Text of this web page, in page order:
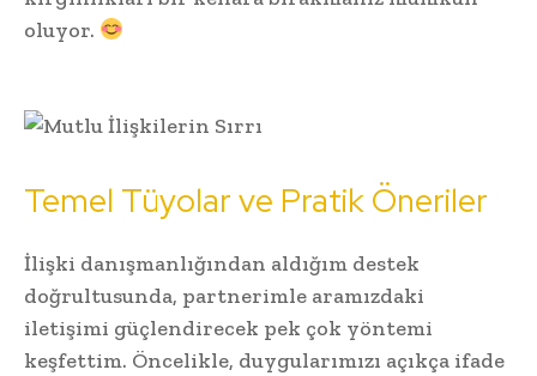
oluyor.
Temel Tüyolar ve Pratik Öneriler
İlişki danışmanlığından aldığım destek
doğrultusunda, partnerimle aramızdaki
iletişimi güçlendirecek pek çok yöntemi
keşfettim. Öncelikle, duygularımızı açıkça ifade